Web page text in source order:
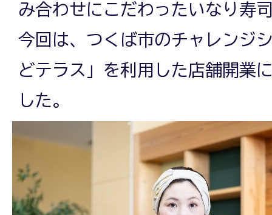
み合わせにこだわったいなり寿
今回は、つくば市のチャレンジ
どテラス」を利用した店舗開業
した。